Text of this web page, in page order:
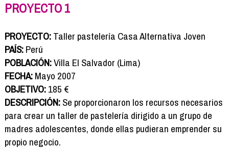
Contactar
PROYECTO 1
PROYECTO:Taller pastelería Casa Alternativa Joven
PAÍS:Perú
POBLACIÓN:Villa El Salvador (Lima)
FECHA:Mayo 2007
OBJETIVO:185 €
DESCRIPCIÓN:Se proporcionaron los recursos necesarios
para crear un taller de pastelería dirigido a un grupo de
madres adolescentes, donde ellas pudieran emprender su
propio negocio.